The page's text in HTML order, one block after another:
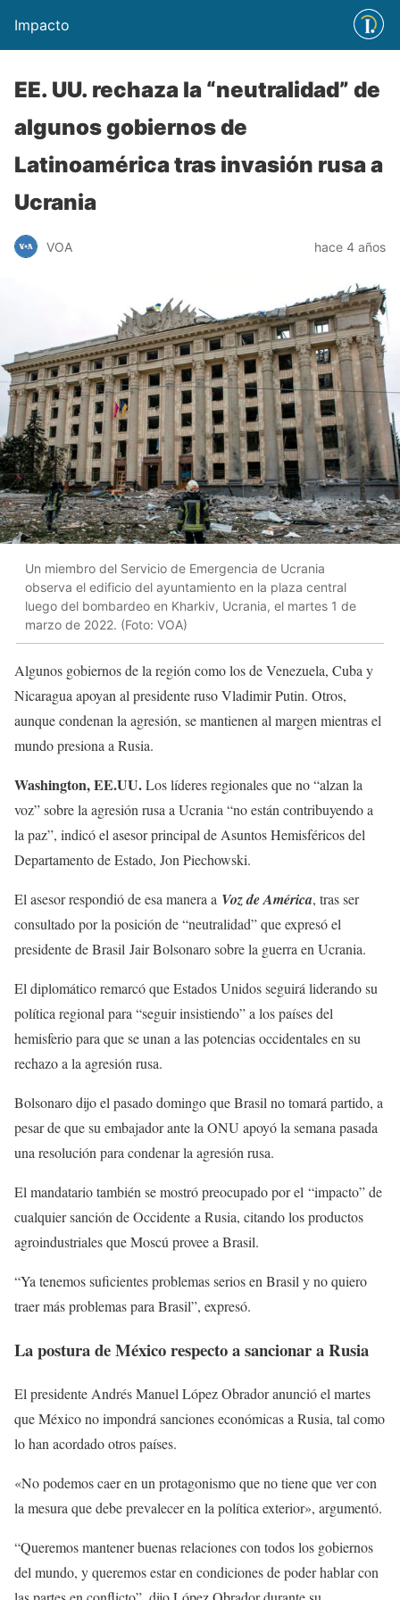
Impacto
EE. UU. rechaza la “neutralidad” de
algunos gobiernos de
Latinoamérica tras invasión rusa a
Ucrania
VOA hace 4 años
Un miembro del Servicio de Emergencia de Ucrania
observa el edificio del ayuntamiento en la plaza central
luego del bombardeo en Kharkiv, Ucrania, el martes 1 de
marzo de 2022. (Foto: VOA)
Algunos gobiernos de la región como los de Venezuela, Cuba y
Nicaragua apoyan al presidente ruso Vladimir Putin. Otros,
aunque condenan la agresión, se mantienen al margen mientras el
mundo presiona a Rusia.
Washington, EE.UU.Los líderes regionales que no “alzan la
voz” sobre la agresión rusa a Ucrania “no están contribuyendo a
la paz”, indicó el asesor principal de Asuntos Hemisféricos del
Departamento de Estado, Jon Piechowski.
El asesor respondió de esa manera a Voz de América, tras ser
consultado por la posición de “neutralidad” que expresó el
presidente de Brasil Jair Bolsonaro sobre la guerra en Ucrania.
El diplomático remarcó que Estados Unidos seguirá liderando su
política regional para “seguir insistiendo” a los países del
hemisferio para que se unan a las potencias occidentales en su
rechazo a la agresión rusa.
Bolsonaro dijo el pasado domingo que Brasil no tomará partido, a
pesar de que su embajador ante la ONU apoyó la semana pasada
una resolución para condenar la agresión rusa.
El mandatario también se mostró preocupado por el “impacto” de
cualquier sanción de Occidente a Rusia, citando los productos
agroindustriales que Moscú provee a Brasil.
“Ya tenemos suficientes problemas serios en Brasil y no quiero
traer más problemas para Brasil”, expresó.
La postura de México respecto a sancionar a Rusia
El presidente Andrés Manuel López Obrador anunció el martes
que México no impondrá sanciones económicas a Rusia, tal como
lo han acordado otros países.
«No podemos caer en un protagonismo que no tiene que ver con
la mesura que debe prevalecer en la política exterior», argumentó.
“Queremos mantener buenas relaciones con todos los gobiernos
del mundo, y queremos estar en condiciones de poder hablar con